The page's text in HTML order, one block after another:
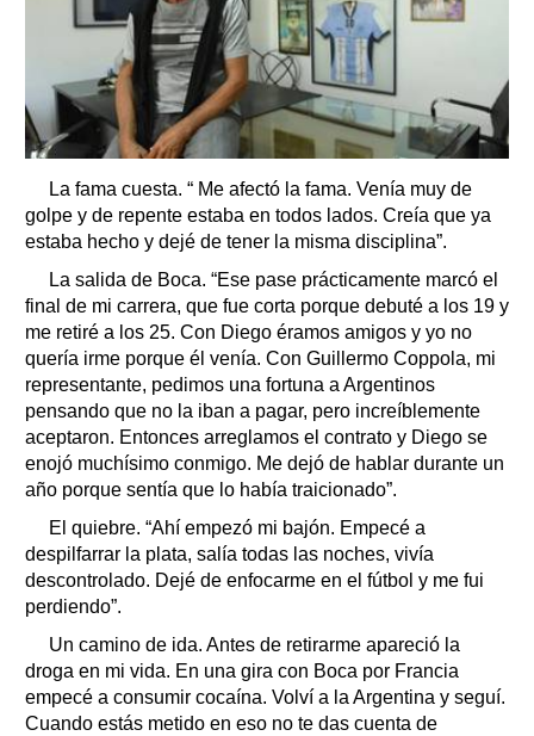
La fama cuesta. “ Me afectó la fama. Venía muy de
golpe y de repente estaba en todos lados. Creía que ya
estaba hecho y dejé de tener la misma disciplina”.
La salida de Boca. “Ese pase prácticamente marcó el
final de mi carrera, que fue corta porque debuté a los 19 y
me retiré a los 25. Con Diego éramos amigos y yo no
quería irme porque él venía. Con Guillermo Coppola, mi
representante, pedimos una fortuna a Argentinos
pensando que no la iban a pagar, pero increíblemente
aceptaron. Entonces arreglamos el contrato y Diego se
enojó muchísimo conmigo. Me dejó de hablar durante un
año porque sentía que lo había traicionado”.
El quiebre. “Ahí empezó mi bajón. Empecé a
despilfarrar la plata, salía todas las noches, vivía
descontrolado. Dejé de enfocarme en el fútbol y me fui
perdiendo”.
Un camino de ida. Antes de retirarme apareció la
droga en mi vida. En una gira con Boca por Francia
empecé a consumir cocaína. Volví a la Argentina y seguí.
Cuando estás metido en eso no te das cuenta de